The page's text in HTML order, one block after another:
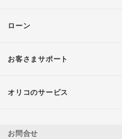
ローン
お客さまサポート
オリコのサービス
お問合せ